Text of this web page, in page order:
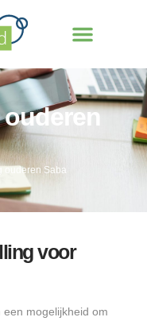
ouderen Saba
voor
mogelijkheid om